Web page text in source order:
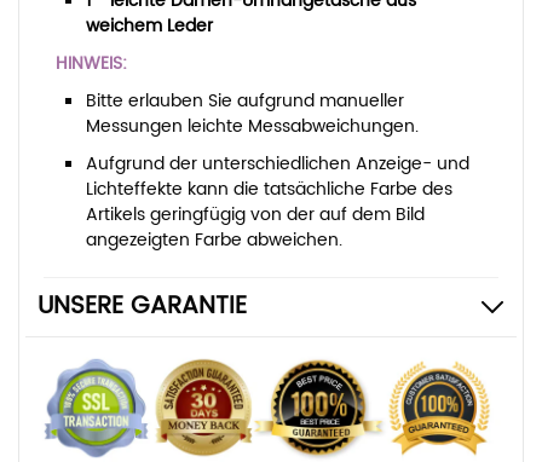
weichem Leder
HINWEIS:
Bitte erlauben Sie aufgrund manueller
Messungen leichte Messabweichungen.
Aufgrund der unterschiedlichen Anzeige- und
Lichteffekte kann die tatsächliche Farbe des
Artikels geringfügig von der auf dem Bild
angezeigten Farbe abweichen.
UNSERE GARANTIE